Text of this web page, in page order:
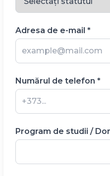
Adresa de e-mail *
Numărul de telefon *
Program de studii /